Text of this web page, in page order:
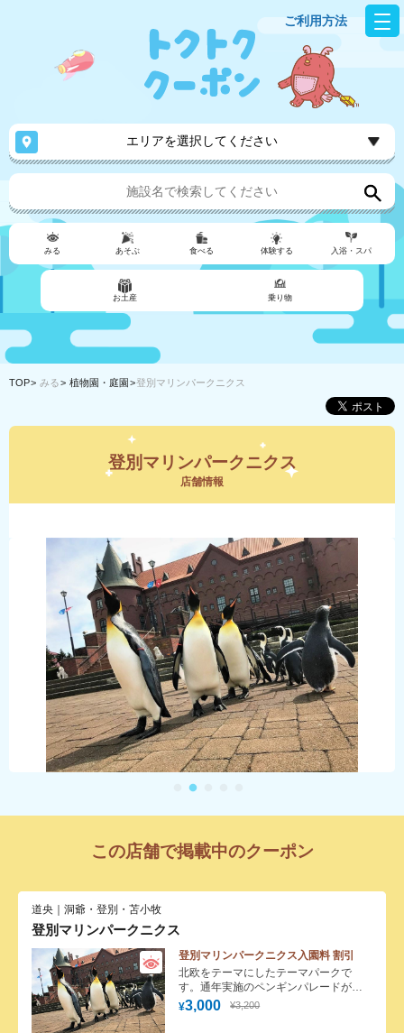
ご利用方法
エリアを選択してください
みる あそぶ 食べる 体験する 入浴・スパ
お土産 乗り物
TOP みる 植物園・庭園 登別マリンパークニクス
登別マリンパークニクス
店舗情報
この店舗で掲載中のクーポン
道央｜洞爺・登別・苫小牧
登別マリンパークニクス
登別マリンパークニクス入園料 割引
¥3,000 ¥3,200
北欧をテーマにしたテーマパークで
す。通年実施のペンギンパレードが人
気。